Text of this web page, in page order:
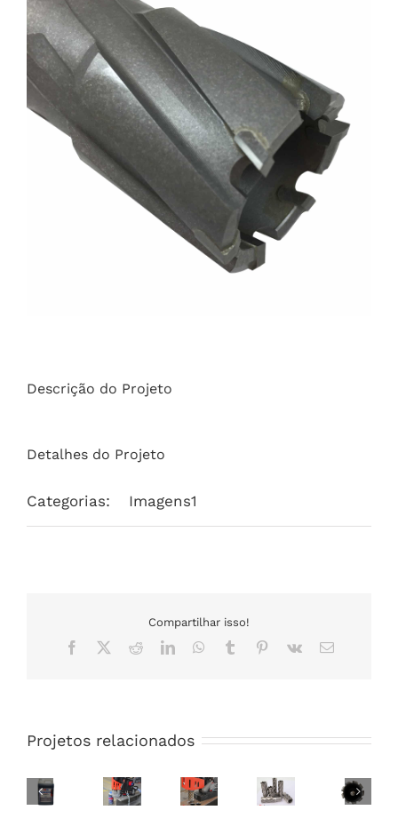
Descrição do Projeto
Detalhes do Projeto
Categorias: Imagens1
Compartilhar isso!
Facebook RedditLinkedInWhatsapp
Tumblr Pinterest
Vk
O
Projetos relacionados